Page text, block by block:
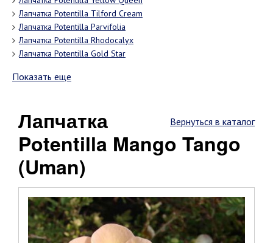
Лапчатка Potentilla Tilford Cream
Лапчатка Potentilla Parvifolia
Лапчатка Potentilla Rhodocalyx
Лапчатка Potentilla Gold Star
Показать еще
Вернуться в каталог
Лапчатка
Potentilla Mango Tango
(Uman)